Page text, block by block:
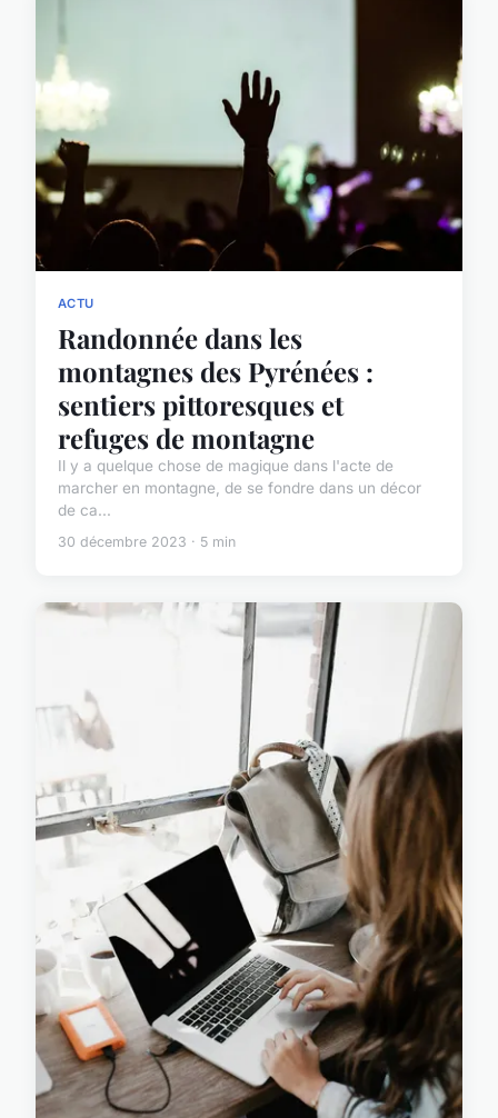
ACTU
Randonnée dans les
montagnes des Pyrénées :
sentiers pittoresques et
refuges de montagne
Il y a quelque chose de magique dans l'acte de
marcher en montagne, de se fondre dans un décor
de ca...
30 décembre 2023 · 5 min